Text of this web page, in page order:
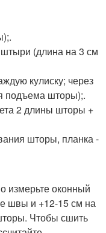
(длина на 3 см
кулиску; через
подъема шторы);.
2 длины шторы +
шторы, планка -
измерьте оконный
швы и +12-15 см на
Чтобы сшить